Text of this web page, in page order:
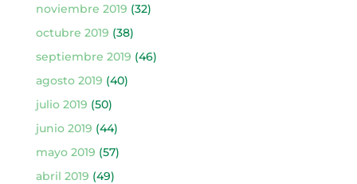
noviembre 2019 (32)
octubre 2019 (38)
septiembre 2019 (46)
agosto 2019 (40)
julio 2019 (50)
junio 2019 (44)
mayo 2019 (57)
abril 2019 (49)